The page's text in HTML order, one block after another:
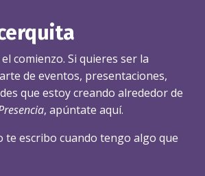
comienzo. Si quieres ser la
de eventos, presentaciones,
que estoy creando alrededor de
, apúntate aquí.
te escribo cuando tengo algo que